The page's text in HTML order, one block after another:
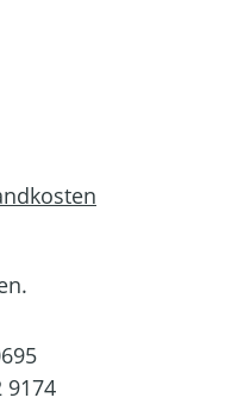
9174